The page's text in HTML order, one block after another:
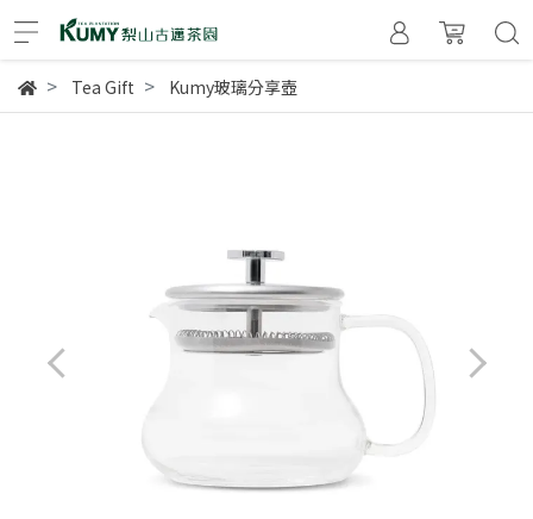
Tea Gift Kumy玻璃分享壺